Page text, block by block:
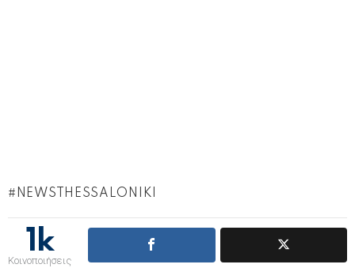
NEWSTHESSALONIKI
1k
Κοινοποιήσεις